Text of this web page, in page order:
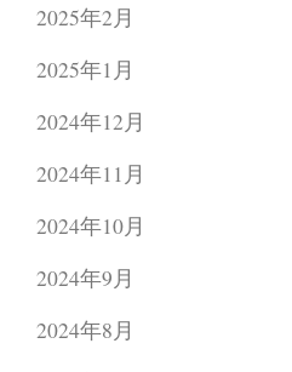
2025年2月
2025年1月
2024年12月
2024年11月
2024年10月
2024年9月
2024年8月